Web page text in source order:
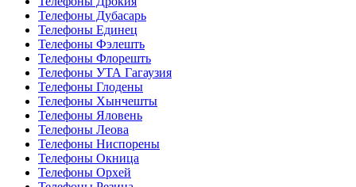
Телефоны Дубасарь
Телефоны Единец
Телефоны Фэлешть
Телефоны Флорешть
Телефоны УТА Гагаузия
Телефоны Глодены
Телефоны Хынчешты
Телефоны Яловень
Телефоны Леова
Телефоны Ниспорены
Телефоны Окница
Телефоны Орхей